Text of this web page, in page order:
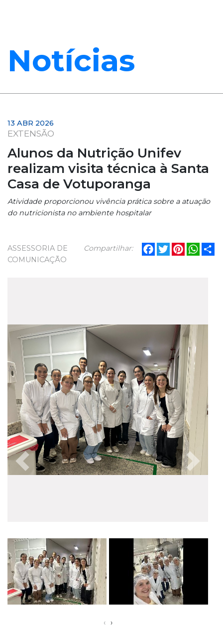
Notícias
13 ABR 2026
EXTENSÃO
Alunos da Nutrição Unifev
realizam visita técnica à Santa
Casa de Votuporanga
Atividade proporcionou vivência prática sobre a atuação
do nutricionista no ambiente hospitalar
Compartilhar: Facebook
TwitterPinterest
ASSESSORIA DE
COMUNICAÇÃO
‹ ›
Anterior Próxima